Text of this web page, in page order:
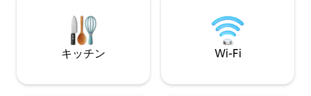
このゲストハウスは、本格的な雰囲気と
モダンな快適さを兼ね備えています。活
気あふれるフレンチ・クォーターからわ
ずか数歩の、ゲート付きの敷地内にある
ックスしたり、静
しましょう。アー
フレンチクォータ
で、快適さと魅力
キッチン Wi-Fi